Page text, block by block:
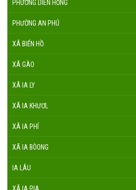
PHƯỜNG DIÊN HỒNG
PHƯỜNG AN PHÚ
XÃ BIỂN HỒ
XÃ GÀO
XÃ IA LY
XÃ IA KHƯƠL
XÃ IA PHÍ
XÃ IA BÒONG
IA LÂU